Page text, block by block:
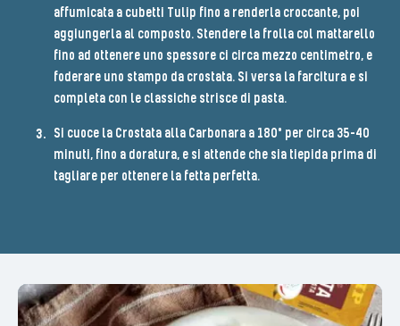
affumicata a cubetti Tulip fino a renderla croccante, poi
aggiungerla al composto. Stendere la frolla col mattarello
fino ad ottenere uno spessore ci circa mezzo centimetro, e
foderare uno stampo da crostata. Si versa la farcitura e si
completa con le classiche strisce di pasta.
Si cuoce la Crostata alla Carbonara a 180° per circa 35-40
minuti, fino a doratura, e si attende che sia tiepida prima di
tagliare per ottenere la fetta perfetta.